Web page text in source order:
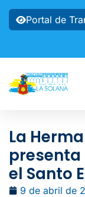
Portal de
La
el Santo
9 de abril de